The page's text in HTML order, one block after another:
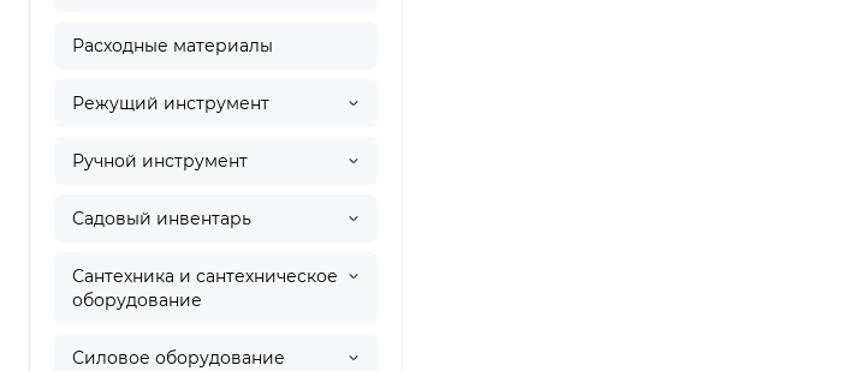
Расходные материалы
Режущий инструмент
Ручной инструмент
Садовый инвентарь
Сантехника и сантехническое
оборудование
Силовое оборудование